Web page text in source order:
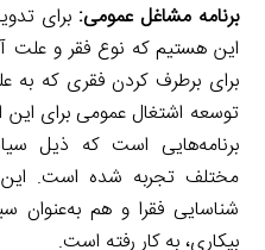
برنامه مشاغل عمومی:برای
این هستیم که نوع فقر و علت
برای برطرف کردن فقری که
توسعه اشتغال عمومی برای
برنامه‌هایی است که ذیل
مختلف تجربه شده است. این
شناسایی فقرا و هم به‌عنوان
بیکاری، به کار رفته است.